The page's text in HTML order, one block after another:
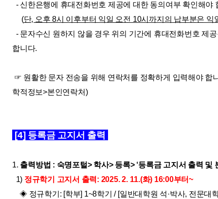
- 신한은행에 휴대전화번호 제공에 대한 동의여부 확인해야
(단, 오후 8시 이후부터 익일 오전 10시까지의 납부분은 익
- 문자수신 원하지 않을 경우 위의 기간에 휴대전화번호 제
합니다.
☞ 원활한 문자 전송을 위해 연락처를 정확하게 입력해야 합
학적정보>본인연락처)
[4] 등록금 고지서 출력
1. 출력방법 : 숙명포털> 학사> 등록> ‘등록금 고지서 출력 및
1) 정규학기 고지서 출력: 2025. 2. 11.(화) 16:00부터~
◈ 정규학기: [학부] 1~8학기 / [일반대학원 석·박사, 전문대